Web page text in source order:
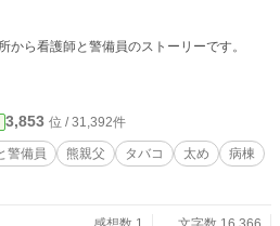
から看護師と警備員のストーリーです。
3,853 位 / 31,392件
警備員 熊親父 タバコ 太め
病棟